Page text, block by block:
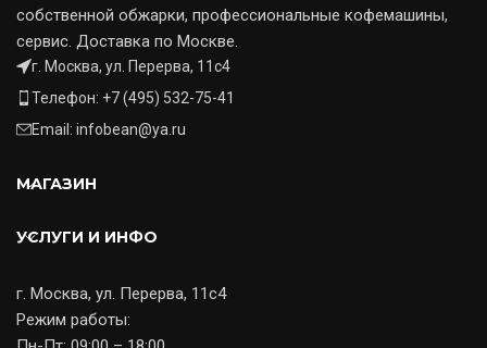
собственной обжарки, профессиональные кофемашины,
сервис. Доставка по Москве.
г. Москва, ул. Перерва, 11с4
Телефон: +7 (495) 532-75-41
Email: infobean@ya.ru
МАГАЗИН
УСЛУГИ И ИНФО
г. Москва, ул. Перерва, 11с4
Режим работы: